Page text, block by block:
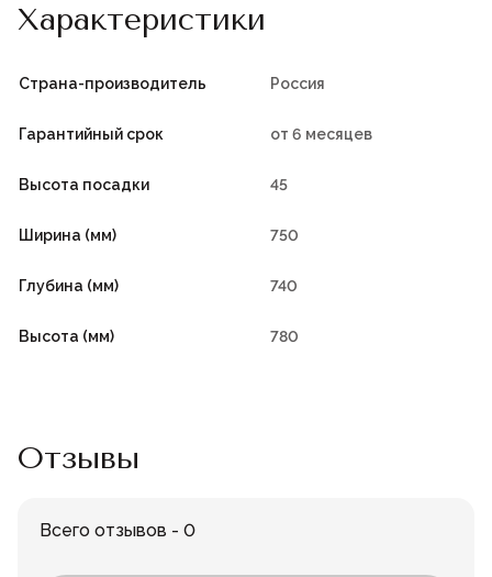
Характеристики
Страна-производитель Россия
Гарантийный срок от 6 месяцев
Высота посадки 45
Ширина (мм) 750
Глубина (мм) 740
Высота (мм) 780
Отзывы
Всего отзывов - 0